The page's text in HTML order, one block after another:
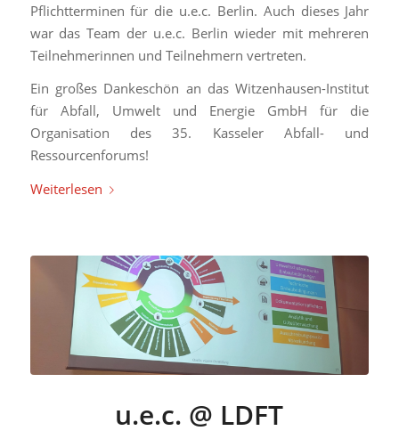
Pflichtterminen für die u.e.c. Berlin. Auch dieses Jahr
war das Team der u.e.c. Berlin wieder mit mehreren
Teilnehmerinnen und Teilnehmern vertreten.
Ein großes Dankeschön an das Witzenhausen-Institut
für Abfall, Umwelt und Energie GmbH für die
Organisation des 35. Kasseler Abfall- und
Ressourcenforums!
Weiterlesen
u.e.c. @ LDFT